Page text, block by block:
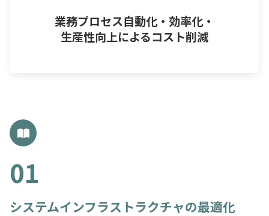
業務プロセス自動化・効率化・
生産性向上によるコスト削減
システムインフラストラクチャの最適化